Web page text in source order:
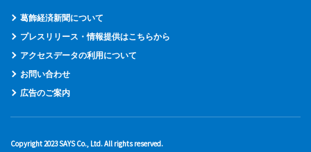
葛飾経済新聞について
プレスリリース・情報提供はこちらから
アクセスデータの利用について
お問い合わせ
広告のご案内
Copyright 2023 SAYS Co., Ltd. All rights reserved.